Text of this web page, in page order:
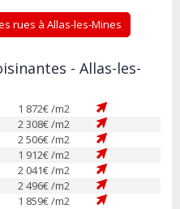
rues à Allas-les-Mines
- Allas-les-
1 872€ /m2
2 308€ /m2
2 506€ /m2
1 912€ /m2
2 041€ /m2
2 496€ /m2
1 859€ /m2